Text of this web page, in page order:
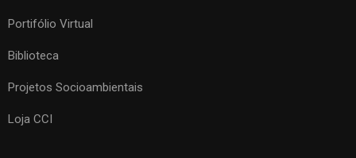
Portifólio Virtual
Biblioteca
Projetos Socioambientais
Loja CCI